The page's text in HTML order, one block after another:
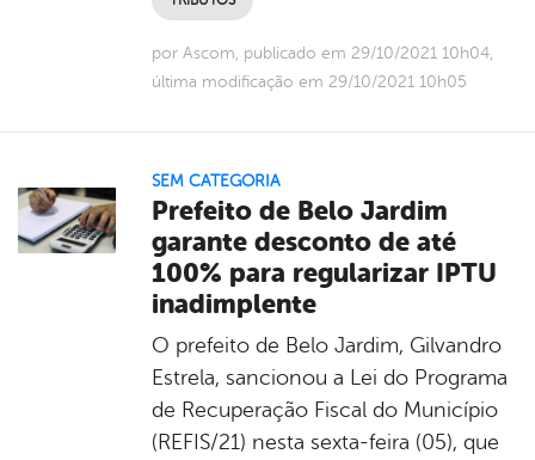
por Ascom, publicado em 29/10/2021 10h04,
última modificação em 29/10/2021 10h05
SEM CATEGORIA
Prefeito de Belo Jardim
garante desconto de até
100% para regularizar IPTU
inadimplente
O prefeito de Belo Jardim, Gilvandro
Estrela, sancionou a Lei do Programa
de Recuperação Fiscal do Município
(REFIS/21) nesta sexta-feira (05), que